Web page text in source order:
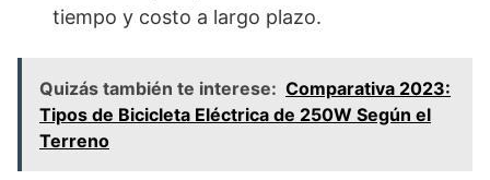
tiempo y costo a largo plazo.
Quizás también te interese: Comparativa 2023:
Tipos de Bicicleta Eléctrica de 250W Según el
Terreno